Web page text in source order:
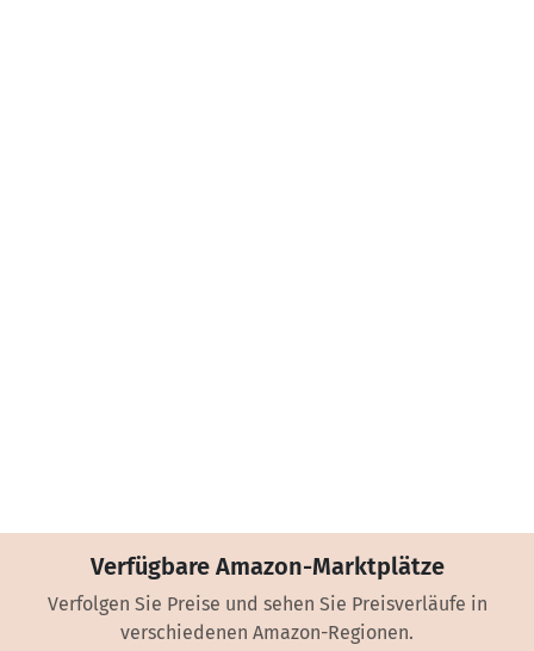
Verfügbare Amazon-Marktplätze
Verfolgen Sie Preise und sehen Sie Preisverläufe in
verschiedenen Amazon-Regionen.